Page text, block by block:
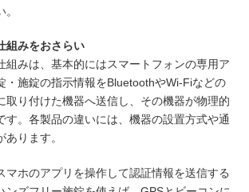
組みをおさらい
組みは、基本的にはスマートフォンの専用ア
・施錠の指示情報をBluetoothやWi-Fiなどの
取り付けた機器へ送信し、その機器が物理的
す。各製品の違いには、機器の設置方式や通
ります。
マホのアプリを操作して認証情報を送信する